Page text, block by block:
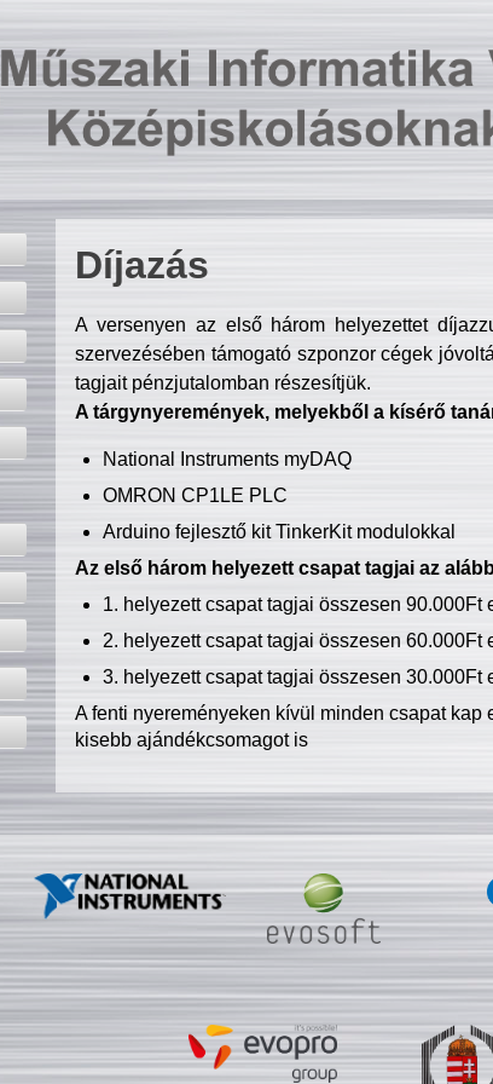
Díjazás
A versenyen az első három helyezettet
szervezésében támogató szponzor cégek
tagjait pénzjutalomban részesítjük.
A tárgynyeremények, melyekből a kísérő
National Instruments myDAQ
OMRON CP1LE PLC
Arduino fejlesztő kit TinkerKit modulokkal
Az első három helyezett csapat tagjai az
1. helyezett csapat tagjai összesen 90.000Ft
2. helyezett csapat tagjai összesen 60.000Ft
3. helyezett csapat tagjai összesen 30.000Ft
A fenti nyereményeken kívül minden csapat
kisebb ajándékcsomagot is